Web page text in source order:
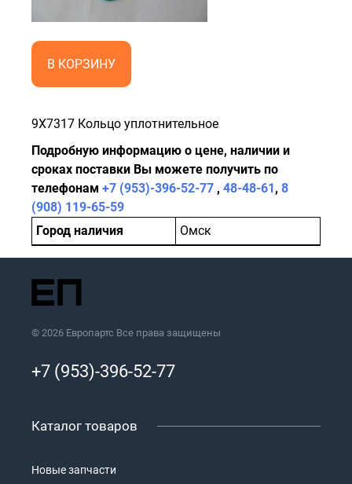
В КОРЗИНУ
9X7317 Кольцо уплотнительное
Подробную информацию о цене, наличии и
сроках поставки Вы можете получить по
телефонам +7 (953)-396-52-77 , 48-48-61, 8
(908) 119-65-59
Город наличия
Омск
© 2026 Европартс Все права защищены
+7 (953)-396-52-77
Каталог товаров
Новые запчасти